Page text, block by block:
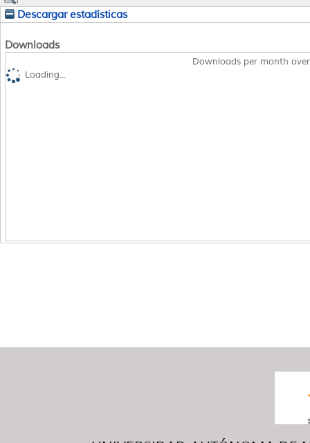
Descargar estadísticas
Downloads
Downloads per month
Loading...